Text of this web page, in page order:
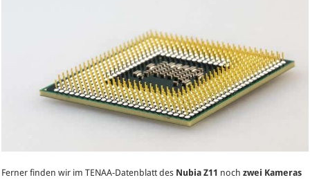
Ferner finden wir im TENAA-Datenblatt des Nubia Z11 nochzwei Kameras